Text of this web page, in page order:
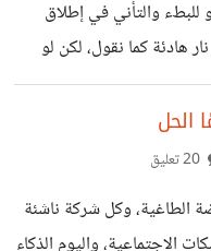
الدخل بمصر مرتفع جدا،
بسوق العقارات لا يجد
للبطء والتأني في إطلاق
هادئة كما نقول، لكن لو
الاندفاع كان سببًا في
حتى يكتمل المنتج بلا
مؤقت، لكنها في النهاية
الحل
الطاغية، وكل شركة ناشئة